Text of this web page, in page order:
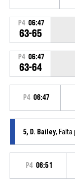
P4 06:47
63-65
P4 06:47
63-64
P4 06:47
5, D. Bailey, Falta
P4 06:51